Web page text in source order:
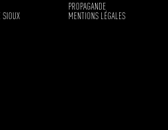
SIOUX
PROPAGANDE
MENTIONS LÉGALES